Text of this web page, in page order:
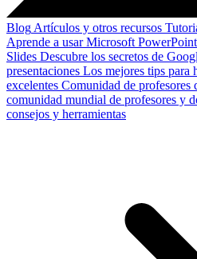
Blog Artículos y otros recursos
Aprende a usar Microsoft PowerPoint
Slides Descubre los secretos de
presentaciones Los mejores tips para
excelentes Comunidad de profesores
comunidad mundial de profesores y
consejos y herramientas